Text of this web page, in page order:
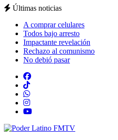
Últimas noticias
A comprar celulares
Todos bajo arresto
Impactante revelación
Rechazo al comunismo
No debió pasar